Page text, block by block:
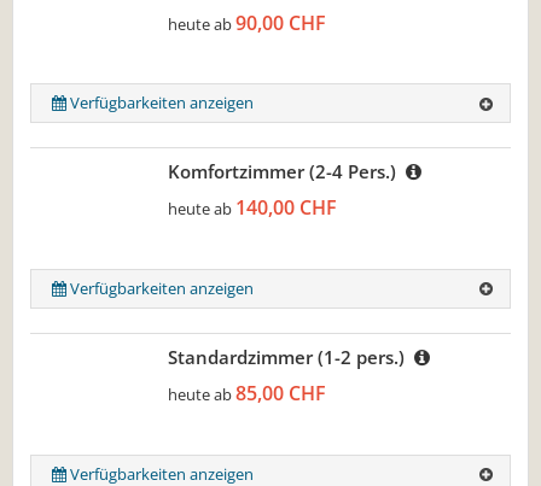
heute ab90,00 CHF
Verfügbarkeiten anzeigen
Komfortzimmer (2-4 Pers.)
heute ab 140,00 CHF
Verfügbarkeiten anzeigen
Standardzimmer (1-2 pers.)
heute ab85,00 CHF
Verfügbarkeiten anzeigen